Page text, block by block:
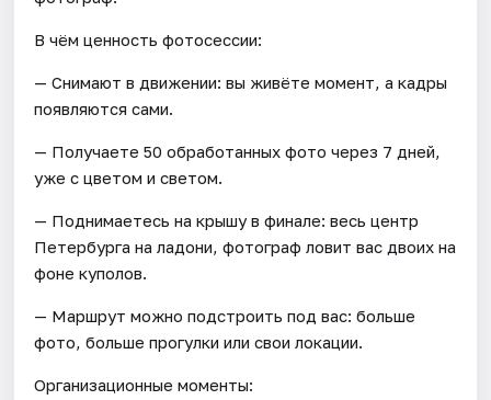
В чём ценность фотосессии:
— Снимают в движении: вы живёте момент, а кадры
появляются сами.
— Получаете 50 обработанных фото через 7 дней,
уже с цветом и светом.
— Поднимаетесь на крышу в финале: весь центр
Петербурга на ладони, фотограф ловит вас двоих на
фоне куполов.
— Маршрут можно подстроить под вас: больше
фото, больше прогулки или свои локации.
Организационные моменты: